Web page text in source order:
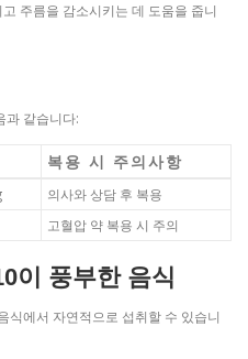
주름을 감소시키는 데 도움을 줍니
과 같습니다:
복용 시 주의사항
의사와 상담 후 복용
고혈압 약 복용 시 주의
이 풍부한 음식
식에서 자연적으로 섭취할 수 있습니